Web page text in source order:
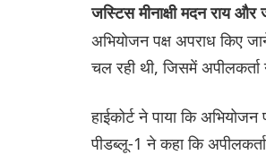
जस्टिस मीनाक्षी मदन राय
अभियोजन पक्ष अपराध किए
चल रही थी, जिसमें अपीलकर्ता
हाईकोर्ट ने पाया कि
पीडब्लू-1 ने कहा कि